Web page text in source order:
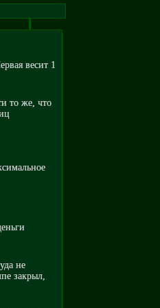
весит 1
то же, что
не
закрыл,